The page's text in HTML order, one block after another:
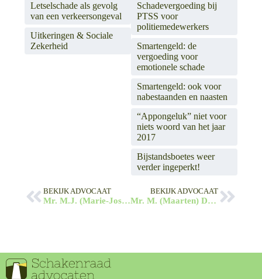
Letselschade als gevolg
van een verkeersongeval
Uitkeringen & Sociale
Zekerheid
Schadevergoeding bij
PTSS voor
politiemedewerkers
Smartengeld: de
vergoeding voor
emotionele schade
Smartengeld: ook voor
nabestaanden en naasten
“Appongeluk” niet voor
niets woord van het jaar
2017
Bijstandsboetes weer
verder ingeperkt!
BEKIJK ADVOCAAT
Mr. M.J. (Marie-José) Spieringhs
BEKIJK ADVOCAAT
Mr. M. (Maarten) Duurtsema